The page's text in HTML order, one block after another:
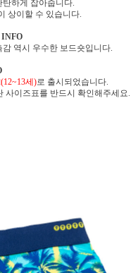
하게 잡아줍니다.
상이할 수 있습니다.
역시 우수한 보드숏입니다.
세)로 출시되었습니다.
사이즈표를 반드시 확인해주세요.